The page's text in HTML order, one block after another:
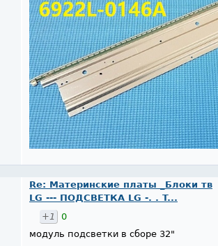
Re: Материнские платы _Блоки тв
LG --- ПОДСВЕТКА LG -. . T...
+1
0
модуль подсветки в сборе 32"